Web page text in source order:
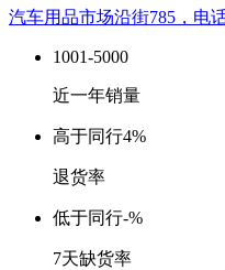
汽车用品市场沿街785，电
1001-5000
近一年销量
高于同行4%
退货率
低于同行-%
7天缺货率